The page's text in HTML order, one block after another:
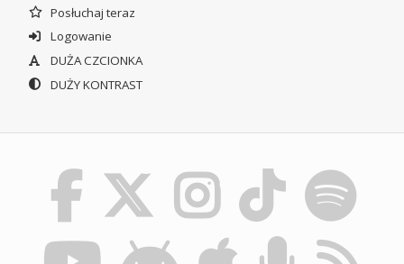
Posłuchaj teraz
Logowanie
DUŻA CZCIONKA
DUŻY KONTRAST